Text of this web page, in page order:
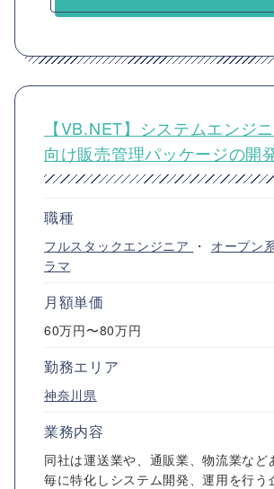
【VB.NET】システムエンジ
向け販売管理パッケージの開
職種
フルスタックエンジニア ・ オープン
ラマ
月額単価
60万円〜80万円
勤務エリア
神奈川県
業務内容
同社は運送業や、通販業、物流業など
毎に特化しシステム開発、運用を行う